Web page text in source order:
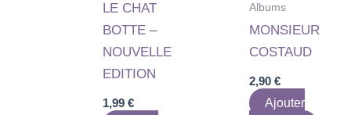
LE CHAT
BOTTE –
NOUVELLE
EDITION
1,99€
Albums
MONSIEUR
COSTAUD
2,90 €
Ajouter